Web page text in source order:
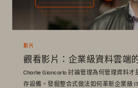
影片
觀看影片：企業級資料雲端
Charlie Giancarlo 討論管理為何管理資料
存設備。發掘整合式做法如何革新企業級